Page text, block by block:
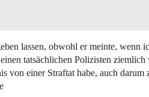
lassen, obwohl er meinte, wenn
tatsächlichen Polizisten
von einer Straftat habe, auch darum